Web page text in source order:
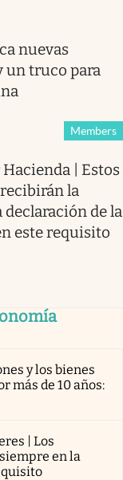
nuevas
un truco para
Members
| Estos
la
de la
este requisito
y los bienes
más de 10 años:
| Los
en la